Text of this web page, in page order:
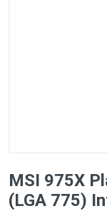
MSI 975X
(LGA 775)